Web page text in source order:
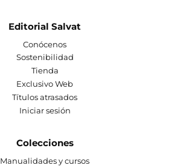
Editorial Salvat
Conócenos
Sostenibilidad
Tienda
Exclusivo Web
Títulos atrasados
Iniciar sesión
Colecciones
Manualidades y cursos